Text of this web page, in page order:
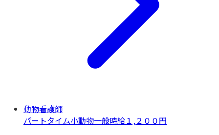
動物看護師
パートタイム小動物一般時給１,２００円